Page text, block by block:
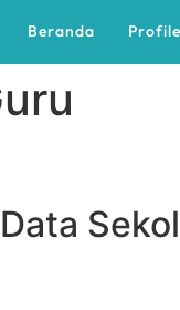
Beranda Profile